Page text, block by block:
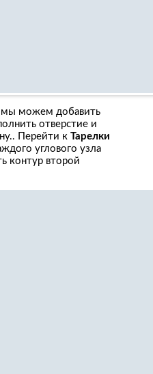
мы можем добавить
отверстие и
Перейти к Тарелки
углового узла
контур второй